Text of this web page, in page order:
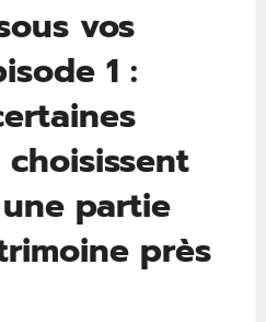
vos
1 :
partie
près